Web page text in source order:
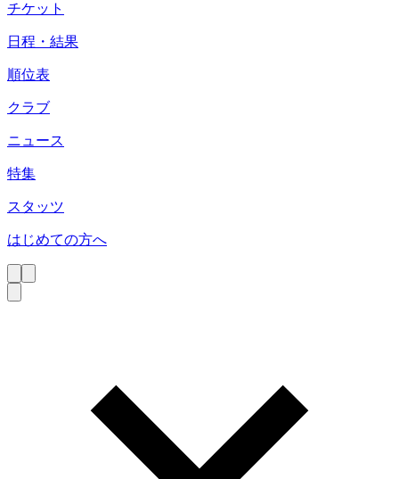
チケット
日程・結果
順位表
クラブ
ニュース
特集
スタッツ
はじめての方へ